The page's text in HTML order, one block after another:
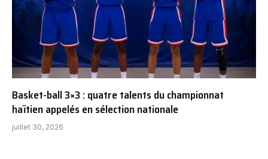
Basket-ball 3×3 : quatre talents du championnat
haïtien appelés en sélection nationale
juillet 30, 2026